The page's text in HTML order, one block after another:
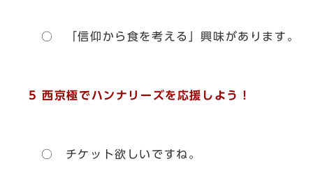
○ 「信仰から食を考える」興味があります。
5 西京極でハンナリーズを応援しよう！
○ チケット欲しいですね。